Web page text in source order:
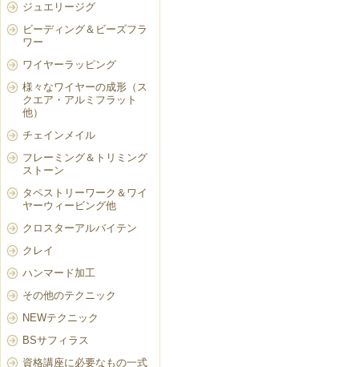
ジュエリージグ
ビーディング＆ビーズフラ
ワー
ワイヤーラッピング
様々なワイヤーの成形（ス
クエア・アルミフラット
他）
チェインメイル
フレーミング＆トリミング
ストーン
タペストリーワーク＆ワイ
ヤーウィービング他
クロスターアルバイテン
クレイ
ハンマード加工
その他のテクニック
NEWテクニック
BSサフィラス
資格講座に必要なもの一式